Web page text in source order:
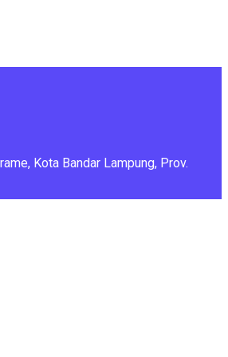
Kota Bandar Lampung, Prov.